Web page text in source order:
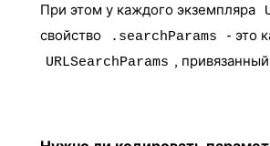
При этом у каждого экземпляра
свойство
.searchParams - это
URLSearchParams ,